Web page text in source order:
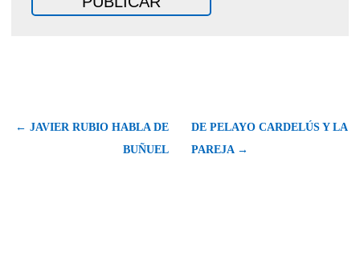
← JAVIER RUBIO HABLA DE
BUÑUEL
DE PELAYO CARDELÚS Y LA
PAREJA →